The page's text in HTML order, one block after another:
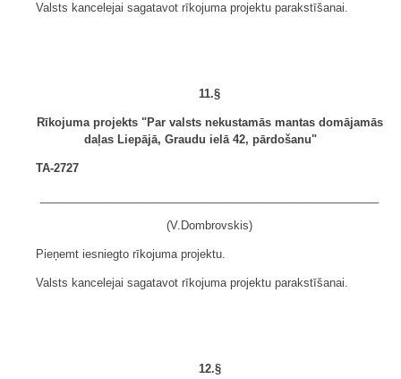
Valsts kancelejai sagatavot rīkojuma projektu parakstīšanai.
11.§
Rīkojuma projekts "Par valsts nekustamās mantas domājamās
daļas Liepājā, Graudu ielā 42, pārdošanu"
TA-2727
(V.Dombrovskis)
Pieņemt iesniegto rīkojuma projektu.
Valsts kancelejai sagatavot rīkojuma projektu parakstīšanai.
12.§